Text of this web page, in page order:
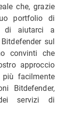
che, grazie
portfolio di
di aiutarci a
sul
convinti che
approccio
facilmente
Bitdefender,
servizi di